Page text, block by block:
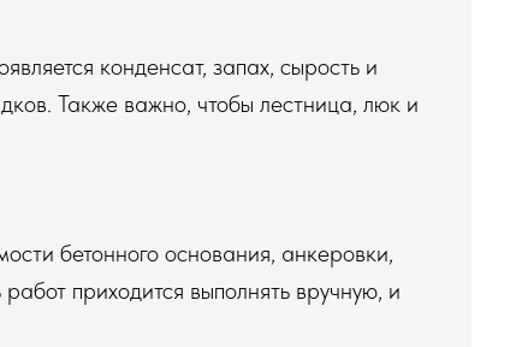
конденсат, запах, сырость и
Также важно, чтобы лестница, люк и
бетонного основания, анкеровки,
приходится выполнять вручную, и